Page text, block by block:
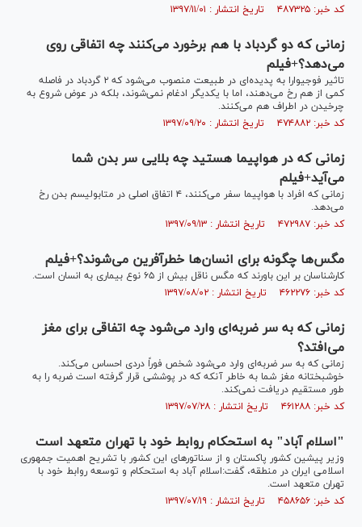
کد خبر: ۴۸۷۳۲۵ تاریخ انتشار : ۱۳۹۷/۱۱/۰۱
زمانی که دو گردباد با هم برخورد می‌کنند چه اتفاقی رو‌ی
می‌دهد؟+فیلم
تاثیر فوجیوارا به پدیده‌ای در طبیعت منصوب می‌شود که ۲ گردباد در فاصله
کمی از هم رخ می‌دهند، اما با یکدیگر ادغام نمی‌شوند، بلکه در عوض شروع به
چرخیدن در اطراف هم می‌کنند.
کد خبر: ۴۷۴۸۸۲ تاریخ انتشار : ۱۳۹۷/۰۹/۲۰
زمانی که در هواپیما هستید چه بلایی سر بدن شما
می‌آید+فیلم
زمانی که افراد با هواپیما سفر می‌کنند، ۴ اتفاق اصلی در متابولیسم بدن رخ
می‌دهد.
کد خبر: ۴۷۲۹۸۷ تاریخ انتشار : ۱۳۹۷/۰۹/۱۳
مگس‌ها چگونه برای انسان‌ها خطرآفرین می‌شوند؟+فیلم
کارشناسان بر این باورند که مگس ناقل بیش از ۶۵ نوع بیماری به انسان است.
کد خبر: ۴۶۲۲۷۶ تاریخ انتشار : ۱۳۹۷/۰۸/۰۲
زمانی که به سر ضربه‌ای وارد می‌شود چه اتفاقی برای مغز
می‌افتد؟
زمانی که به سر ضربه‌ای وارد می‌شود شخص فوراً دردی احساس می‌کند.
خوشبختانه مغز شما به خاطر آنکه که در پوششی قرار گرفته است ضربه را به
طور مستقیم دریافت نمی‌کند.
کد خبر: ۴۶۱۲۸۸ تاریخ انتشار : ۱۳۹۷/۰۷/۲۸
"اسلام آباد" به استحکام روابط خود با تهران متعهد است
وزیر پیشین کشور پاکستان و از سناتورهای این کشور با تشریح اهمیت جمهوری
اسلامی ایران در منطقه، گفت:اسلام آباد به استحکام و توسعه روابط خود با
تهران متعهد است.
کد خبر: ۴۵۸۶۵۶ تاریخ انتشار : ۱۳۹۷/۰۷/۱۹